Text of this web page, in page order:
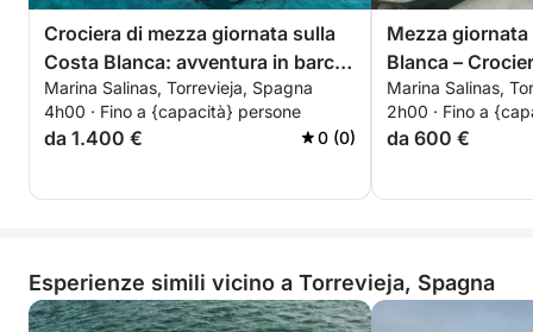
Crociera di mezza giornata sulla
Costa Blanca: avventura in barca
a vela personalizzata da
Torrevieja a Tabarca e La Manga
Marina Salinas, Torrevieja, Spagna
4h00 · Fino a {capacità} persone
da 1.400 € 0 (0)
Mezza
Blanca –
itinerario
Marina Salinas,
2h00 · Fino a
da 600 €
Esperienze simili vicino a Torrevieja, Spagna